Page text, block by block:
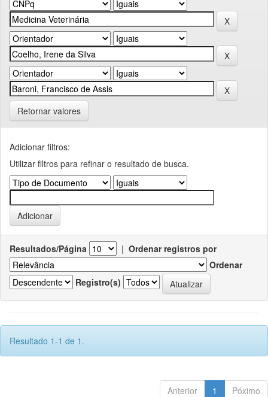
Retornar valores
Adicionar filtros:
Utilizar filtros para refinar o resultado de busca.
Resultados/Página | Ordenar registros por
Ordenar
Registro(s)
Resultado 1-1 de 1.
Anterior 1 Póximo